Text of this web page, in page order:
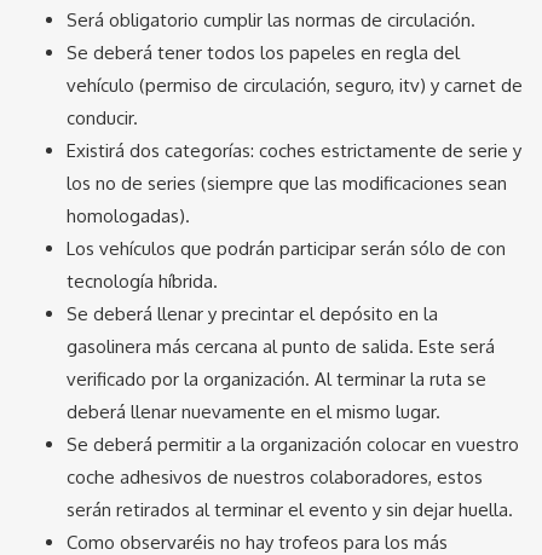
Será obligatorio cumplir las normas de circulación.
Se deberá tener todos los papeles en regla del
vehículo (permiso de circulación, seguro, itv) y carnet de
conducir.
Existirá dos categorías: coches estrictamente de serie y
los no de series (siempre que las modificaciones sean
homologadas).
Los vehículos que podrán participar serán sólo de con
tecnología híbrida.
Se deberá llenar y precintar el depósito en la
gasolinera más cercana al punto de salida. Este será
verificado por la organización. Al terminar la ruta se
deberá llenar nuevamente en el mismo lugar.
Se deberá permitir a la organización colocar en vuestro
coche adhesivos de nuestros colaboradores, estos
serán retirados al terminar el evento y sin dejar huella.
Como observaréis no hay trofeos para los más